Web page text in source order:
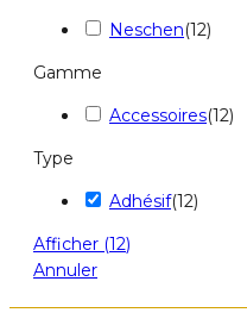
Neschen(12)
Gamme
Accessoires(12)
Type
Adhésif(12)
Afficher (12)
Annuler